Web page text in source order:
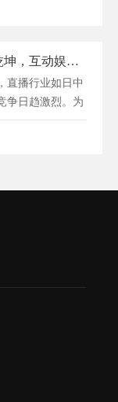
直播新风尚：小程序内藏乾坤，互动娱乐一键即达
直播行业如日中
争日趋激烈。为